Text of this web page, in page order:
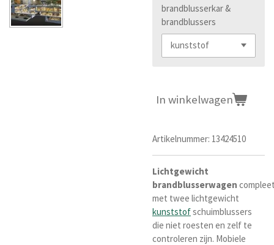
brandblusserkar &
brandblussers
In winkelwagen
Artikelnummer: 13424510
Lichtgewicht
brandblusserwagen
met twee lichtgewicht
kunststofschuimblussers
die niet roesten en zelf te
controleren zijn. Mobiele